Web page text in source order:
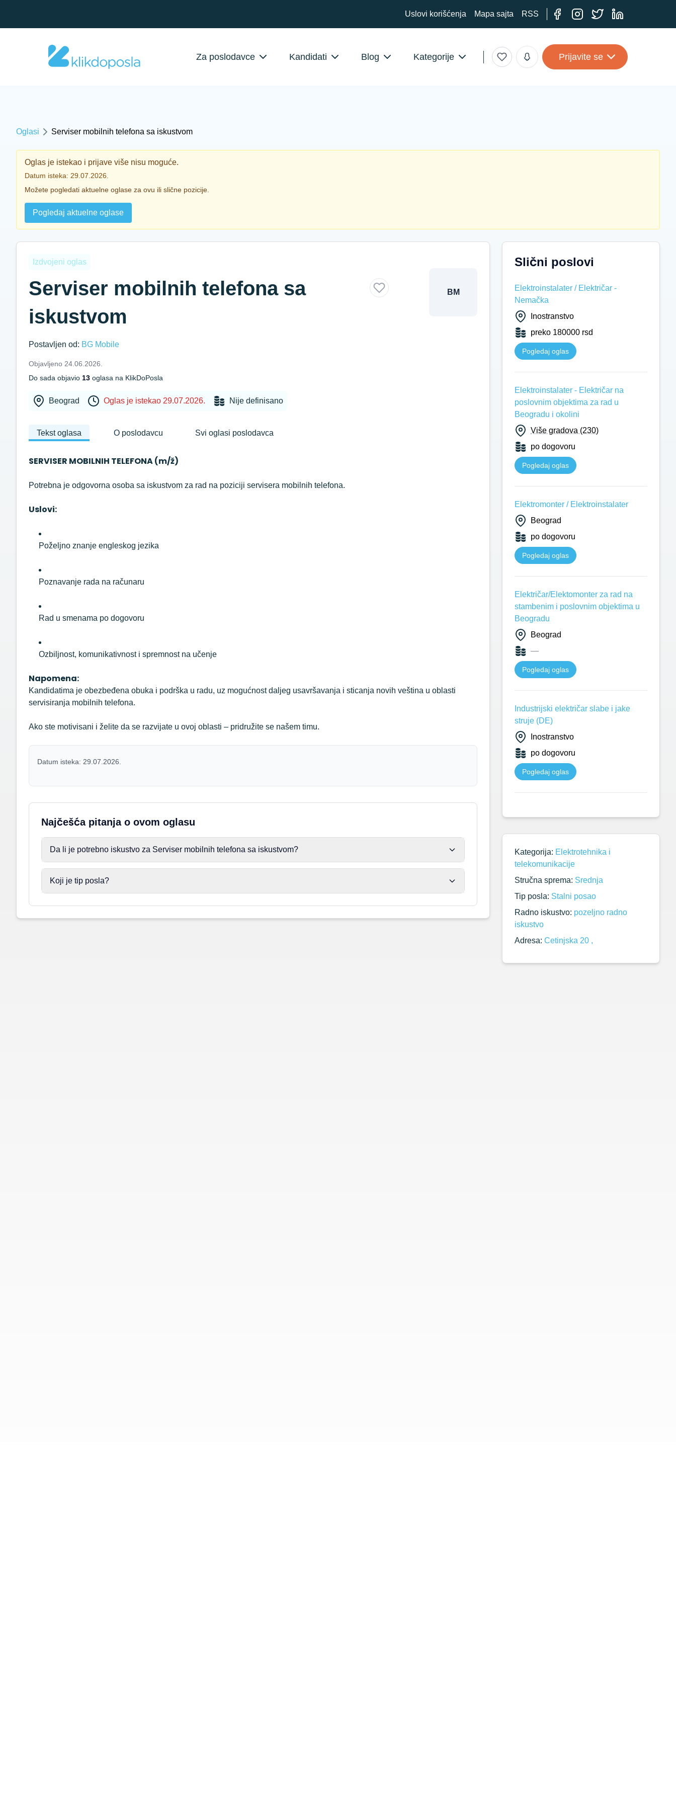
Uslovi korišćenja Mapa sajta RSS
Za poslodavce Kandidati Blog Kategorije Prijavite se
Oglasi Serviser mobilnih telefona sa iskustvom
Oglas je istekao i prijave više nisu moguće.
Datum isteka: 29.07.2026.
Možete pogledati aktuelne oglase za ovu ili slične pozicije.
Pogledaj aktuelne oglase
Izdvojeni oglas
Serviser mobilnih telefona sa
iskustvom
BM
Postavljen od: BG Mobile
Objavljeno 24.06.2026.
Do sada objavio 13 oglasa na KlikDoPosla
Beograd Oglas je istekao 29.07.2026. Nije definisano
Tekst oglasa O poslodavcu Svi oglasi poslodavca
SERVISER MOBILNIH TELEFONA (m/ž)
Potrebna je odgovorna osoba sa iskustvom za rad na poziciji servisera mobilnih telefona.
Uslovi:
Poželjno znanje engleskog jezika
Poznavanje rada na računaru
Rad u smenama po dogovoru
Ozbiljnost, komunikativnost i spremnost na učenje
Napomena:
Kandidatima je obezbeđena obuka i podrška u radu, uz mogućnost daljeg usavršavanja i sticanja novih veština u oblasti
servisiranja mobilnih telefona.
Ako ste motivisani i želite da se razvijate u ovoj oblasti – pridružite se našem timu.
Datum isteka: 29.07.2026.
Najčešća pitanja o ovom oglasu
Da li je potrebno iskustvo za Serviser mobilnih telefona sa iskustvom?
Koji je tip posla?
Slični poslovi
Elektroinstalater / Električar -
Nemačka
Inostranstvo
preko 180000 rsd
Pogledaj oglas
Elektroinstalater - Električar na
poslovnim objektima za rad u
Beogradu i okolini
Više gradova (230)
po dogovoru
Pogledaj oglas
Elektromonter / Elektroinstalater
Beograd
po dogovoru
Pogledaj oglas
Električar/Elektomonter za rad na
stambenim i poslovnim objektima u
Beogradu
Beograd
—
Pogledaj oglas
Industrijski električar slabe i jake
struje (DE)
Inostranstvo
po dogovoru
Pogledaj oglas
Kategorija: Elektrotehnika i
telekomunikacije
Stručna sprema: Srednja
Tip posla: Stalni posao
Radno iskustvo: pozeljno radno
iskustvo
Adresa: Cetinjska 20 ,